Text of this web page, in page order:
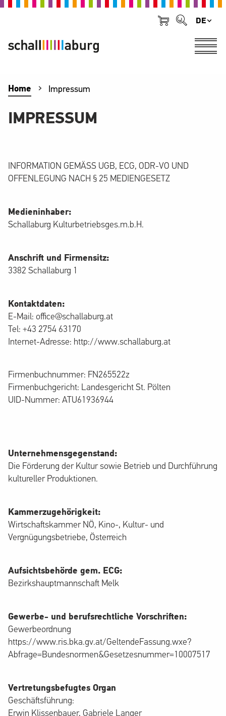
DE
Home Impressum
IMPRESSUM
INFORMATION GEMÄSS UGB, ECG, ODR-VO UND
OFFENLEGUNG NACH § 25 MEDIENGESETZ
Medieninhaber:
Schallaburg Kulturbetriebsges.m.b.H.
Anschrift und Firmensitz:
3382 Schallaburg 1
Kontaktdaten:
E-Mail: office@schallaburg.at
Tel: +43 2754 63170
Internet-Adresse: http://www.schallaburg.at
Firmenbuchnummer: FN265522z
Firmenbuchgericht: Landesgericht St. Pölten
UID-Nummer: ATU61936944
Unternehmensgegenstand:
Die Förderung der Kultur sowie Betrieb und Durchführung
kultureller Produktionen.
Kammerzugehörigkeit:
Wirtschaftskammer NÖ, Kino-, Kultur- und
Vergnügungsbetriebe, Österreich
Aufsichtsbehörde gem. ECG:
Bezirkshauptmannschaft Melk
Gewerbe- und berufsrechtliche Vorschriften:
Gewerbeordnung
https://www.ris.bka.gv.at/GeltendeFassung.wxe?
Abfrage=Bundesnormen&Gesetzesnummer=10007517
Vertretungsbefugtes Organ
Geschäftsführung:
Erwin Klissenbauer, Gabriele Langer